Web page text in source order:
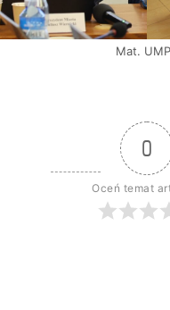
Mat.
0
Oceń temat